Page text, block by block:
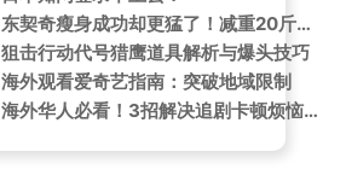
东契奇瘦身成功却更猛了！减重20斤换来半场22分，他是怎么做到的？
狙击行动代号猎鹰道具解析与爆头技巧
海外观看爱奇艺指南：突破地域限制
海外华人必看！3招解决追剧卡顿烦恼，轻松解锁《守护者们》等热播剧